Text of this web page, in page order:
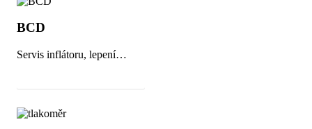
BCD
Servis inflátoru, lepení…